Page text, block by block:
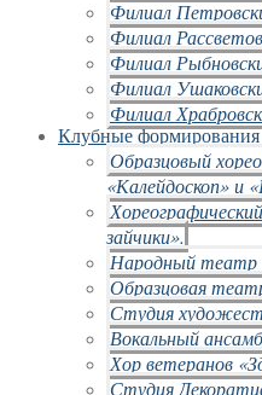
Филиал
Филиал
Филиал
Филиал
Филиал
Клубные формирования
Образцовый
«Калейдоскоп» и
зайчики».
Народный театр
Образцовая
Студия
Вокальный
Хор ветеранов
Студия